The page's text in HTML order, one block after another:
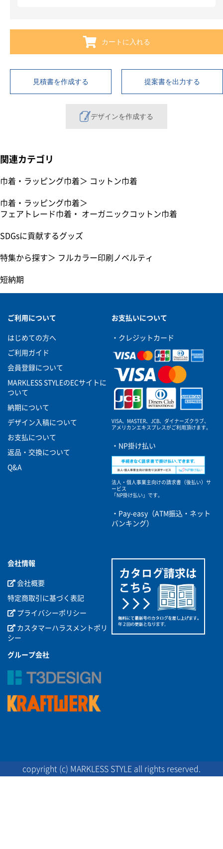
カートに入れる
見積書を作成する 提案書を出力する
デザインを作成する
関連カテゴリ
巾着・ラッピング巾着＞ コットン巾着
巾着・ラッピング巾着＞
フェアトレード巾着・ オーガニックコットン巾着
SDGsに貢献するグッズ
特集から探す＞ フルカラー印刷ノベルティ
短納期
ご利用について
はじめての方へ
ご利用ガイド
会員登録について
MARKLESS STYLEのECサイトに
ついて
納期について
デザイン入稿について
お支払について
返品・交換について
Q&A
お支払いについて
・クレジットカード
VISA、MASTER、JCB、ダイナーズクラブ、
アメリカンエキスプレスがご利用頂けます。
・NP掛け払い
法人・個人事業主向けの請求書（後払い）サ
ービス
「NP掛け払い」です。
・Pay-easy（ATM振込・ネット
バンキング）
会社情報
会社概要
特定商取引に基づく表記
プライバシーポリシー
カスタマーハラスメントポリ
シー
グループ会社
copyright (c) MARKLESS STYLE all rights reserved.